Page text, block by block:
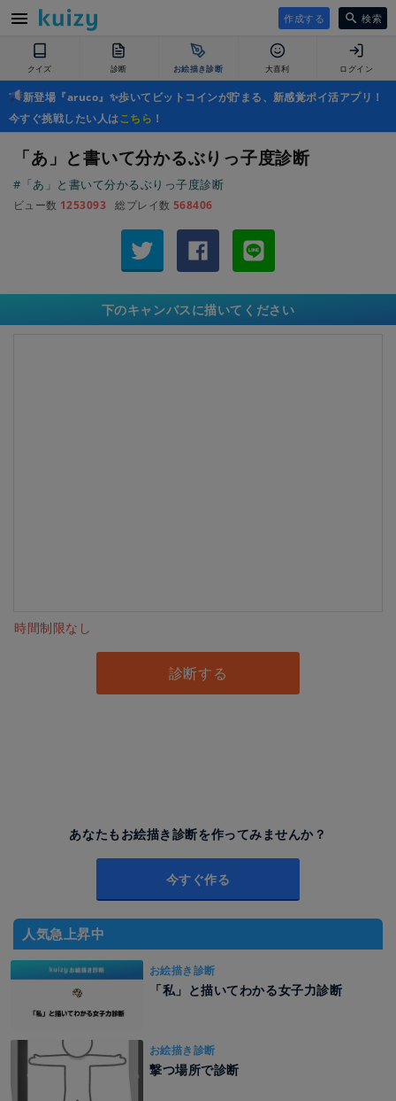
作成する 検索
クイズ 診断 お絵描き診断 大喜利 ログイン
新登場『aruco』✨歩いてビットコインが貯まる、新感覚ポイ活アプリ！
今すぐ挑戦したい人はこちら ！
「あ」と書いて分かるぶりっ子度診断
#「あ」と書いて分かるぶりっ子度診断
ビュー数 1253093 総プレイ数 568406
下のキャンバスに描いてください
時間制限なし
診断する
あなたもお絵描き診断を作ってみませんか？
今すぐ作る
人気急上昇中
お絵描き診断
「私」と描いてわかる女子力診断
お絵描き診断
撃つ場所で診断